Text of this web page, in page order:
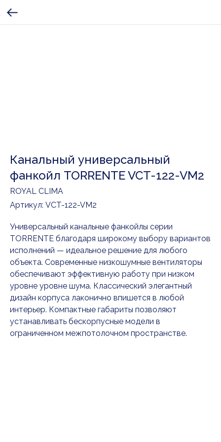
Канальный универсальный
фанкойл TORRENTE VCT-122-VM2
ROYAL CLIMA
Артикул: VCT-122-VM2
Универсальный канальные фанкойлы серии
TORRENTE благодаря широкому выбору вариантов
исполнений — идеальное решение для любого
объекта. Современные низкошумные вентиляторы
обеспечивают эффективную работу при низком
уровне уровне шума. Классический элегантный
дизайн корпуса лаконично впишется в любой
интерьер. Компактные габариты позволяют
устанавливать бескорпусные модели в
ограниченном межпотолочном пространстве.